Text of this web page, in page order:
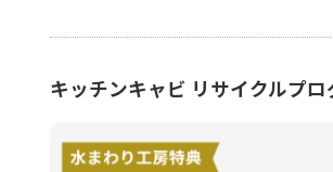
キッチンキャビ リサイクルプロ